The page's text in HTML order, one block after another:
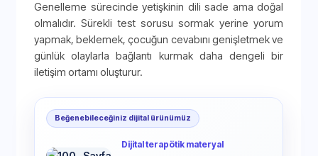
Genelleme sürecinde yetişkinin dili sade ama doğal
olmalıdır. Sürekli test sorusu sormak yerine yorum
yapmak, beklemek, çocuğun cevabını genişletmek ve
günlük olaylarla bağlantı kurmak daha dengeli bir
iletişim ortamı oluşturur.
Beğenebileceğiniz dijital ürünümüz
Dijital terapötik materyal